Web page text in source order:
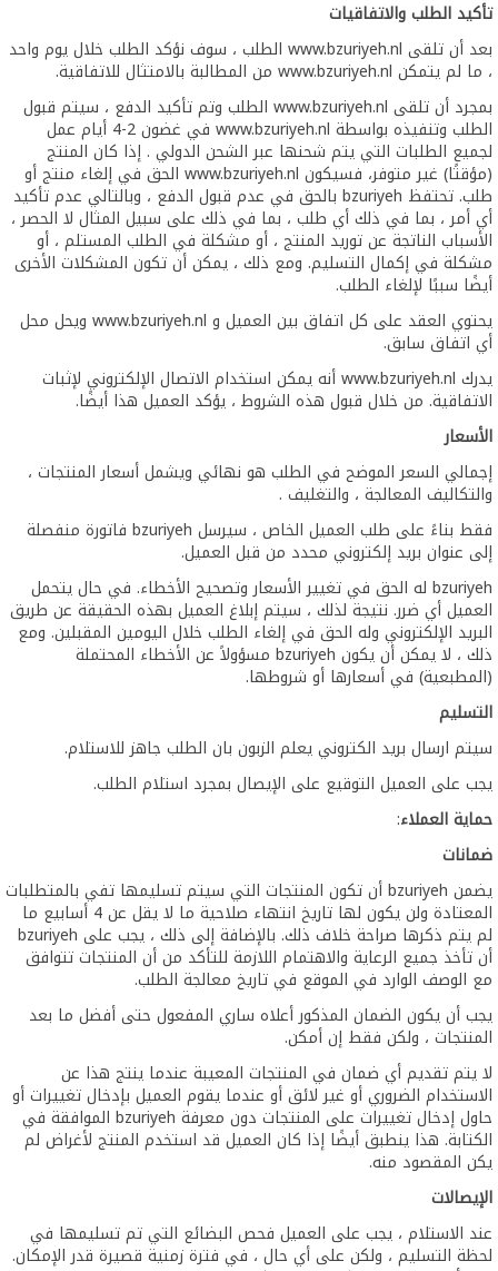
تأكيد الطلب والاتفاقيات
بعد أن تلقى www.bzuriyeh.nl الطلب ، سوف نؤكد الطلب خلال يوم واحد
، ما لم يتمكن www.bzuriyeh.nl من المطالبة بالامتثال للاتفاقية.
بمجرد أن تلقى www.bzuriyeh.nl الطلب وتم تأكيد الدفع ، سيتم قبول
الطلب وتنفيذه بواسطة www.bzuriyeh.nl في غضون 2-4 أيام عمل
لجميع الطلبات التي يتم شحنها عبر الشحن الدولي . إذا كان المنتج
(مؤقتًا) غير متوفر، فسيكون www.bzuriyeh.nl الحق في إلغاء منتج أو
طلب. تحتفظ bzuriyeh بالحق في عدم قبول الدفع ، وبالتالي عدم تأكيد
أي أمر ، بما في ذلك أي طلب ، بما في ذلك على سبيل المثال لا الحصر ،
الأسباب الناتجة عن توريد المنتج ، أو مشكلة في الطلب المستلم ، أو
مشكلة في إكمال التسليم. ومع ذلك ، يمكن أن تكون المشكلات الأخرى
أيضًا سببًا لإلغاء الطلب.
يحتوي العقد على كل اتفاق بين العميل و www.bzuriyeh.nl ويحل محل
أي اتفاق سابق.
يدرك www.bzuriyeh.nl أنه يمكن استخدام الاتصال الإلكتروني لإثبات
الاتفاقية. من خلال قبول هذه الشروط ، يؤكد العميل هذا أيضًا.
الأسعار
إجمالي السعر الموضح في الطلب هو نهائي ويشمل أسعار المنتجات ،
والتكاليف المعالجة ، والتغليف .
فقط بناءً على طلب العميل الخاص ، سيرسل bzuriyeh فاتورة منفصلة
إلى عنوان بريد إلكتروني محدد من قبل العميل.
bzuriyeh له الحق في تغيير الأسعار وتصحيح الأخطاء. في حال يتحمل
العميل أي ضرر. نتيجة لذلك ، سيتم إبلاغ العميل بهذه الحقيقة عن طريق
البريد الإلكتروني وله الحق في إلغاء الطلب خلال اليومين المقبلين. ومع
ذلك ، لا يمكن أن يكون bzuriyeh مسؤولاً عن الأخطاء المحتملة
(المطبعية) في أسعارها أو شروطها.
التسليم
سيتم ارسال بريد الكتروني يعلم الزبون بان الطلب جاهز للاستلام.
يجب على العميل التوقيع على الإيصال بمجرد استلام الطلب.
حماية العملاء:
ضمانات
يضمن bzuriyeh أن تكون المنتجات التي سيتم تسليمها تفي بالمتطلبات
المعتادة ولن يكون لها تاريخ انتهاء صلاحية ما لا يقل عن 4 أسابيع ما
لم يتم ذكرها صراحة خلاف ذلك. بالإضافة إلى ذلك ، يجب على bzuriyeh
أن تأخذ جميع الرعاية والاهتمام اللازمة للتأكد من أن المنتجات تتوافق
مع الوصف الوارد في الموقع في تاريخ معالجة الطلب.
يجب أن يكون الضمان المذكور أعلاه ساري المفعول حتى أفضل ما بعد
المنتجات ، ولكن فقط إن أمكن.
لا يتم تقديم أي ضمان في المنتجات المعيبة عندما ينتج هذا عن
الاستخدام الضروري أو غير لائق أو عندما يقوم العميل بإدخال تغييرات أو
حاول إدخال تغييرات على المنتجات دون معرفة bzuriyeh الموافقة في
الكتابة. هذا ينطبق أيضًا إذا كان العميل قد استخدم المنتج لأغراض لم
يكن المقصود منه.
الإيصالات
عند الاستلام ، يجب على العميل فحص البضائع التي تم تسليمها في
لحظة التسليم ، ولكن على أي حال ، في فترة زمنية قصيرة قدر الإمكان.